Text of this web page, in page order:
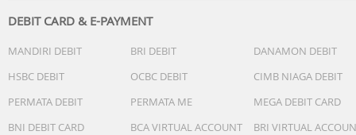
DEBIT CARD & E-PAYMENT
MANDIRI DEBIT BRI DEBIT
DANAMON DEBIT
HSBC DEBIT
OCBC DEBIT
CIMB NIAGA DEBIT
PERMATA DEBIT
PERMATA ME
MEGA DEBIT CARD
BNI DEBIT CARD
BCA VIRTUAL ACCOUNT
BRI VIRTUAL